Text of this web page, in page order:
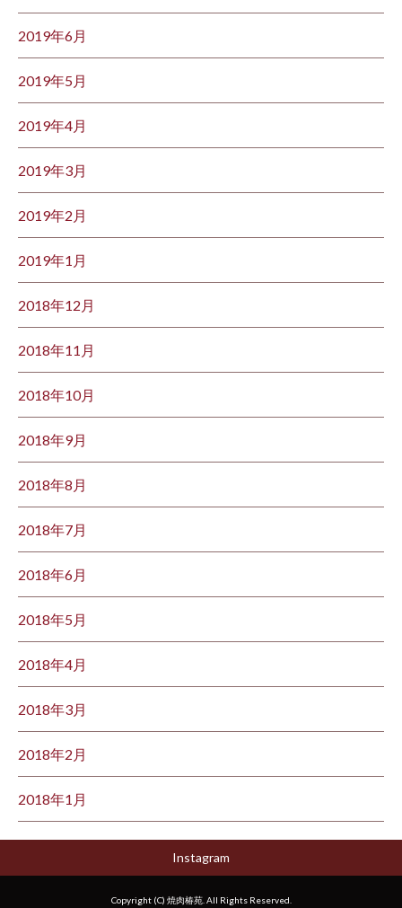
2019年6月
2019年5月
2019年4月
2019年3月
2019年2月
2019年1月
2018年12月
2018年11月
2018年10月
2018年9月
2018年8月
2018年7月
2018年6月
2018年5月
2018年4月
2018年3月
2018年2月
2018年1月
Instagram
Copyright (C) 焼肉椿苑. All Rights Reserved.